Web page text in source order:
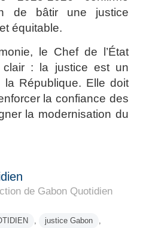
de bâtir une justice
équitable.
le Chef de l’État
: la justice est un
la République. Elle doit
la confiance des
la modernisation du
de Gabon Quotidien
, justice Gabon ,